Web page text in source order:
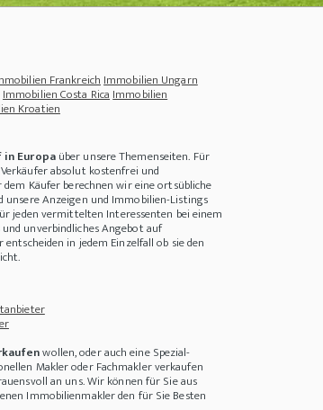
für die Weihnachtszeit+++Immobilien Zypern
FrankreichImmobilien Ungarn
Immobilien Costa RicaImmobilien
Kroatien
in Europaüber unsere Themenseiten. Für
absolut kostenfrei und
Käufer berechnen wir eine ortsübliche
Anzeigen und Immobilien-Listings
jeden vermittelten Interessenten bei einem
unverbindliches Angebot auf
in jedem Einzelfall ob sie den
wollen, oder auch eine Spezial-
Makler oder Fachmakler verkaufen
an uns. Wir können für Sie aus
Immobilienmakler den für Sie Besten